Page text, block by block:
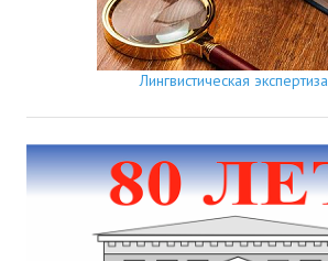
Лингвистическая экспертиза